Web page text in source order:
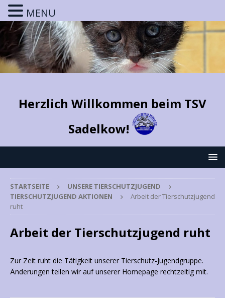
Herzlich Willkommen beim TSV
Sadelkow!
STARTSEITE
UNSERE TIERSCHUTZJUGEND
TIERSCHUTZJUGEND AKTIONEN
Arbeit der Tierschutzjugend
ruht
Arbeit der Tierschutzjugend ruht
Zur Zeit ruht die Tätigkeit unserer Tierschutz-Jugendgruppe.
Änderungen teilen wir auf unserer Homepage rechtzeitig mit.
MENU